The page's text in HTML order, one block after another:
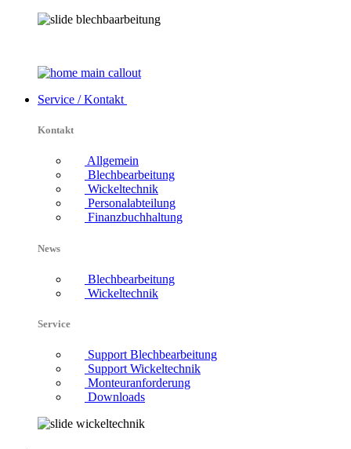
Service / Kontakt
Kontakt
Allgemein
Blechbearbeitung
Wickeltechnik
Personalabteilung
Finanzbuchhaltung
News
Blechbearbeitung
Wickeltechnik
Service
Support Blechbearbeitung
Support Wickeltechnik
Monteuranforderung
Downloads